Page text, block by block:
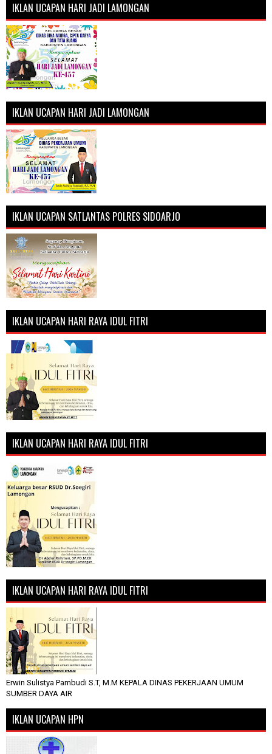
IKLAN UCAPAN HARI JADI LAMONGAN
IKLAN UCAPAN HARI JADI LAMONGAN
IKLAN UCAPAN SATLANTAS POLRES SIDOARJO
IKLAN UCAPAN HARI RAYA IDUL FITRI
IKLAN UCAPAN HARI RAYA IDUL FITRI
IKLAN UCAPAN HARI RAYA IDUL FITRI
Erwin Sulistya Pambudi S.T, M.M KEPALA DINAS PEKERJAAN UMUM
SUMBER DAYA AIR
IKLAN UCAPAN HPN